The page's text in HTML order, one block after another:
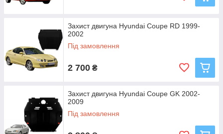
Захист двигуна Hyundai Coupe RD 1999-
2002
Під замовлення
2 700 ₴
Захист двигуна Hyundai Coupe GK 2002-
2009
Під замовлення